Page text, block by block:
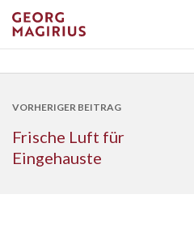
VORHERIGER BEITRAG
Frische Luft für
Eingehauste